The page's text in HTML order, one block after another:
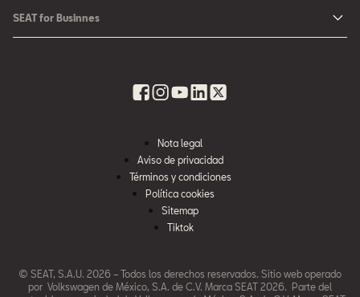
Fichas Técnicas
Ubica tu Concesionaria SEAT
SEAT Usados Certificados
Promociones Servicio SEAT
Seguro de autopartes SEAT
Cultura urbana
SEAT for Businnes
Nota legal
Aviso de privacidad
Términos y condiciones
Política cookies
Sitemap
Tiktok
© SEAT, S.A.U. 2026 – Todos los derechos reservados. Sitio web operado
por Volkswagen de México, S.A. de C.V. Marca SEAT 2026. Parte del